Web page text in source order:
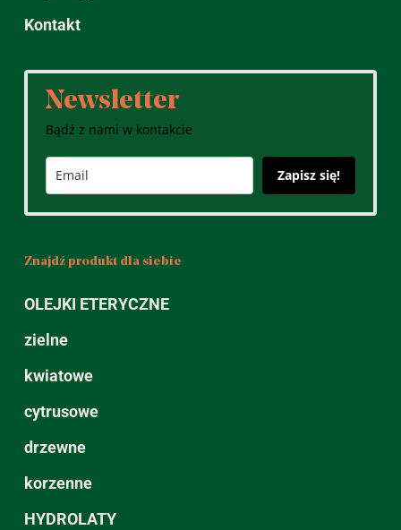
Kontakt
Newsletter
Bądź z nami w kontakcie
Zapisz się!
Znajdź produkt dla siebie
OLEJKI ETERYCZNE
zielne
kwiatowe
cytrusowe
drzewne
korzenne
HYDROLATY